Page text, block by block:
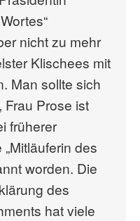
nicht zu mehr
Klischees mit
Man sollte sich
Prose ist
früherer
des
worden. Die
des
hat viele